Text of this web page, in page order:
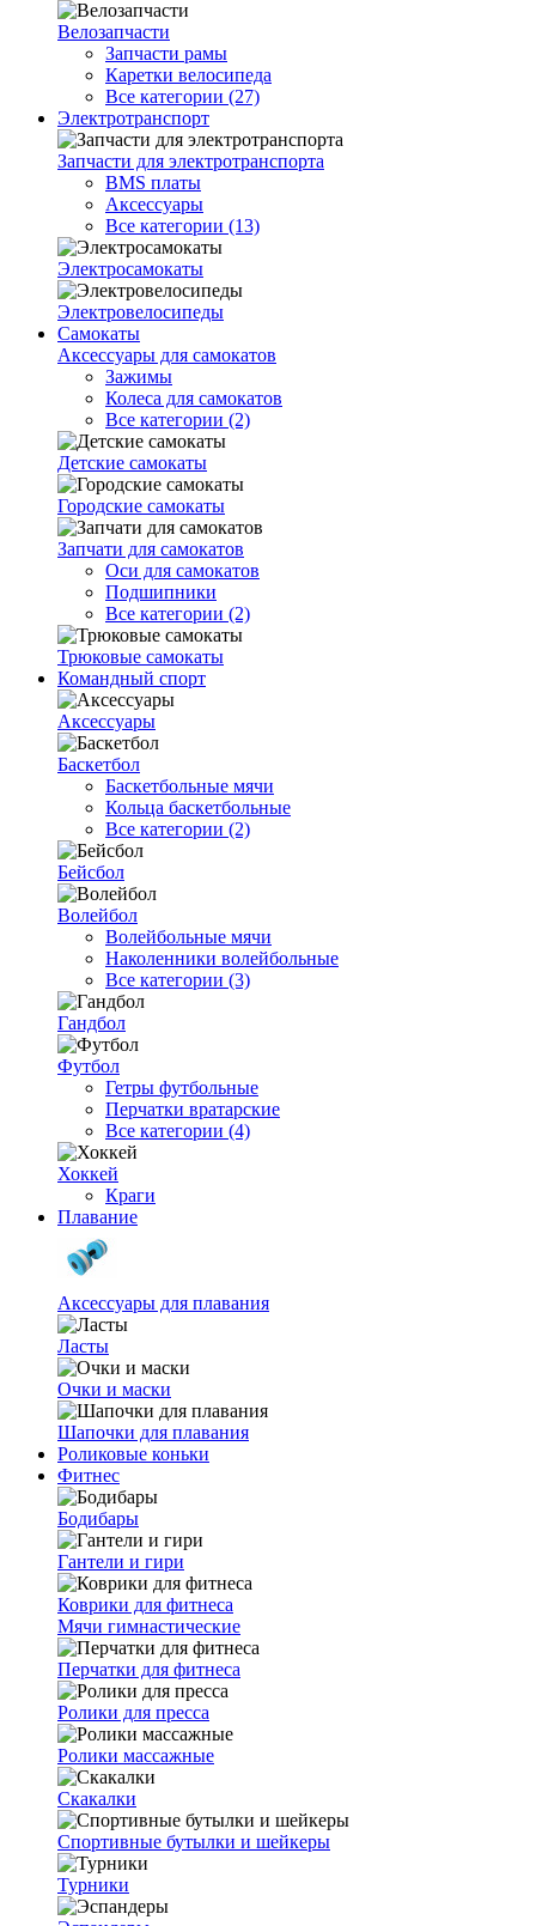
Велозапчасти
Запчасти рамы
Каретки велосипеда
Все категории (27)
Электротранспорт
Запчасти для электротранспорта
BMS платы
Аксессуары
Все категории (13)
Электросамокаты
Электровелосипеды
Самокаты
Аксессуары для самокатов
Зажимы
Колеса для самокатов
Все категории (2)
Детские самокаты
Городские самокаты
Запчати для самокатов
Оси для самокатов
Подшипники
Все категории (2)
Трюковые самокаты
Командный спорт
Аксессуары
Баскетбол
Баскетбольные мячи
Кольца баскетбольные
Все категории (2)
Бейсбол
Волейбол
Волейбольные мячи
Наколенники волейбольные
Все категории (3)
Гандбол
Футбол
Гетры футбольные
Перчатки вратарские
Все категории (4)
Хоккей
Краги
Плавание
Аксессуары для плавания
Ласты
Очки и маски
Шапочки для плавания
Роликовые коньки
Фитнес
Бодибары
Гантели и гири
Коврики для фитнеса
Мячи гимнастические
Перчатки для фитнеса
Ролики для пресса
Ролики массажные
Скакалки
Спортивные бутылки и шейкеры
Турники